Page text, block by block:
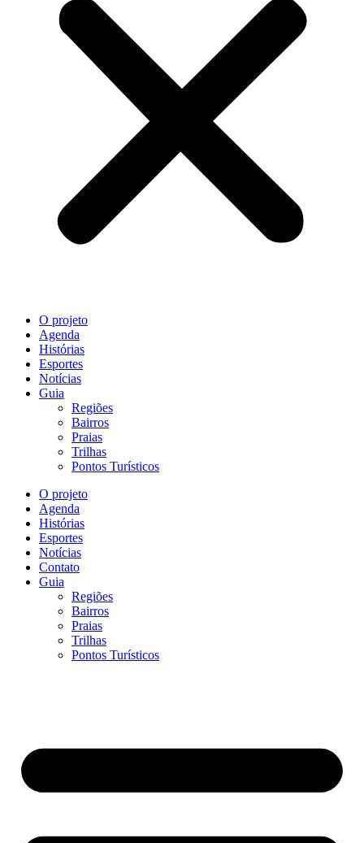
O projeto
Agenda
Histórias
Esportes
Notícias
Guia
Regiões
Bairros
Praias
Trilhas
Pontos Turísticos
O projeto
Agenda
Histórias
Esportes
Notícias
Contato
Guia
Regiões
Bairros
Praias
Trilhas
Pontos Turísticos